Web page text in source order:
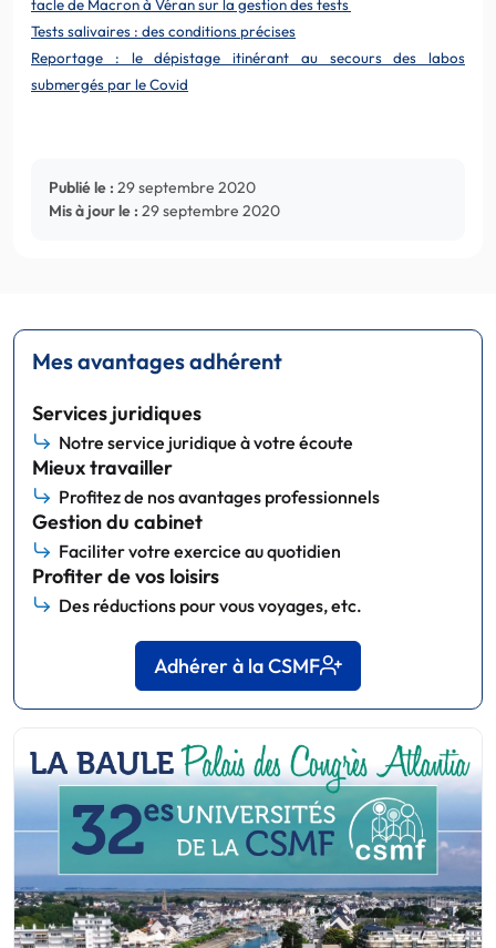
tacle de Macron à Véran sur la gestion des tests
Tests salivaires : des conditions précises
Reportage : le dépistage itinérant au secours des labos
submergés par le Covid
Publié le : 29 septembre 2020
Mis à jour le : 29 septembre 2020
Mes avantages adhérent
Services juridiques
Notre service juridique à votre écoute
Mieux travailler
Profitez de nos avantages professionnels
Gestion du cabinet
Faciliter votre exercice au quotidien
Profiter de vos loisirs
Des réductions pour vous voyages, etc.
Adhérer à la CSMF